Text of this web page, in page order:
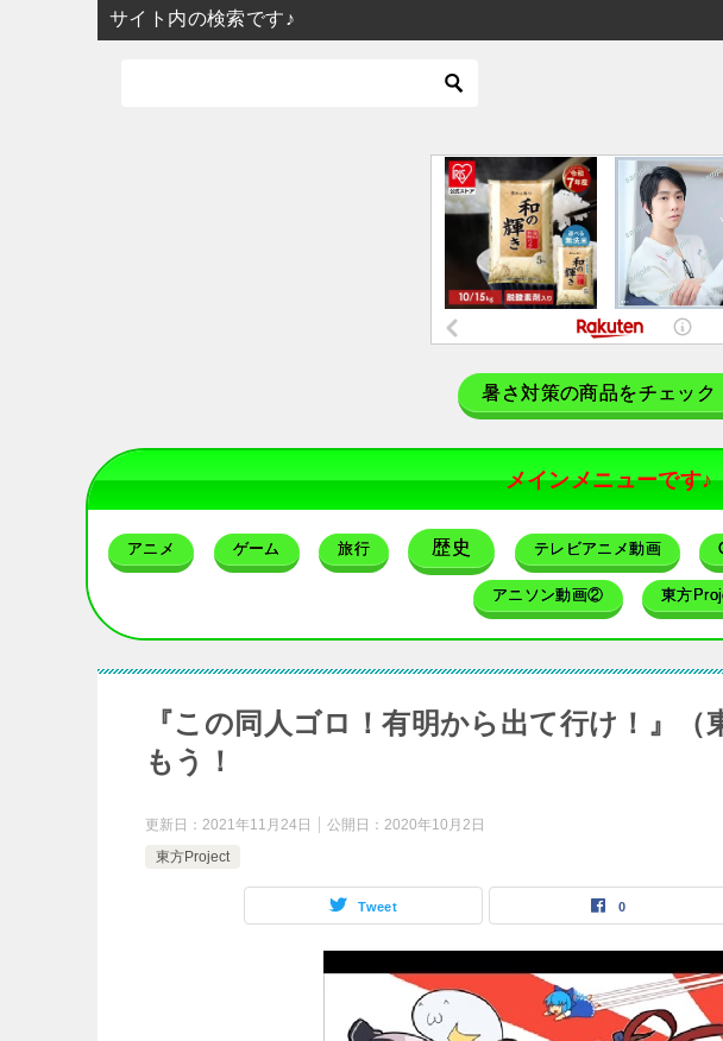
サイト内の検索です♪
暑さ対策の商品をチェック
メインメニューです♪
アニメ ゲーム 旅行 歴史 テレビアニメ動画
アニソン動画② 東方
『この同人ゴロ！有明から出て行け！』
もう！
更新日： 2021年11月24日 公開日： 2020年10月2日
東方Project
Tweet 0